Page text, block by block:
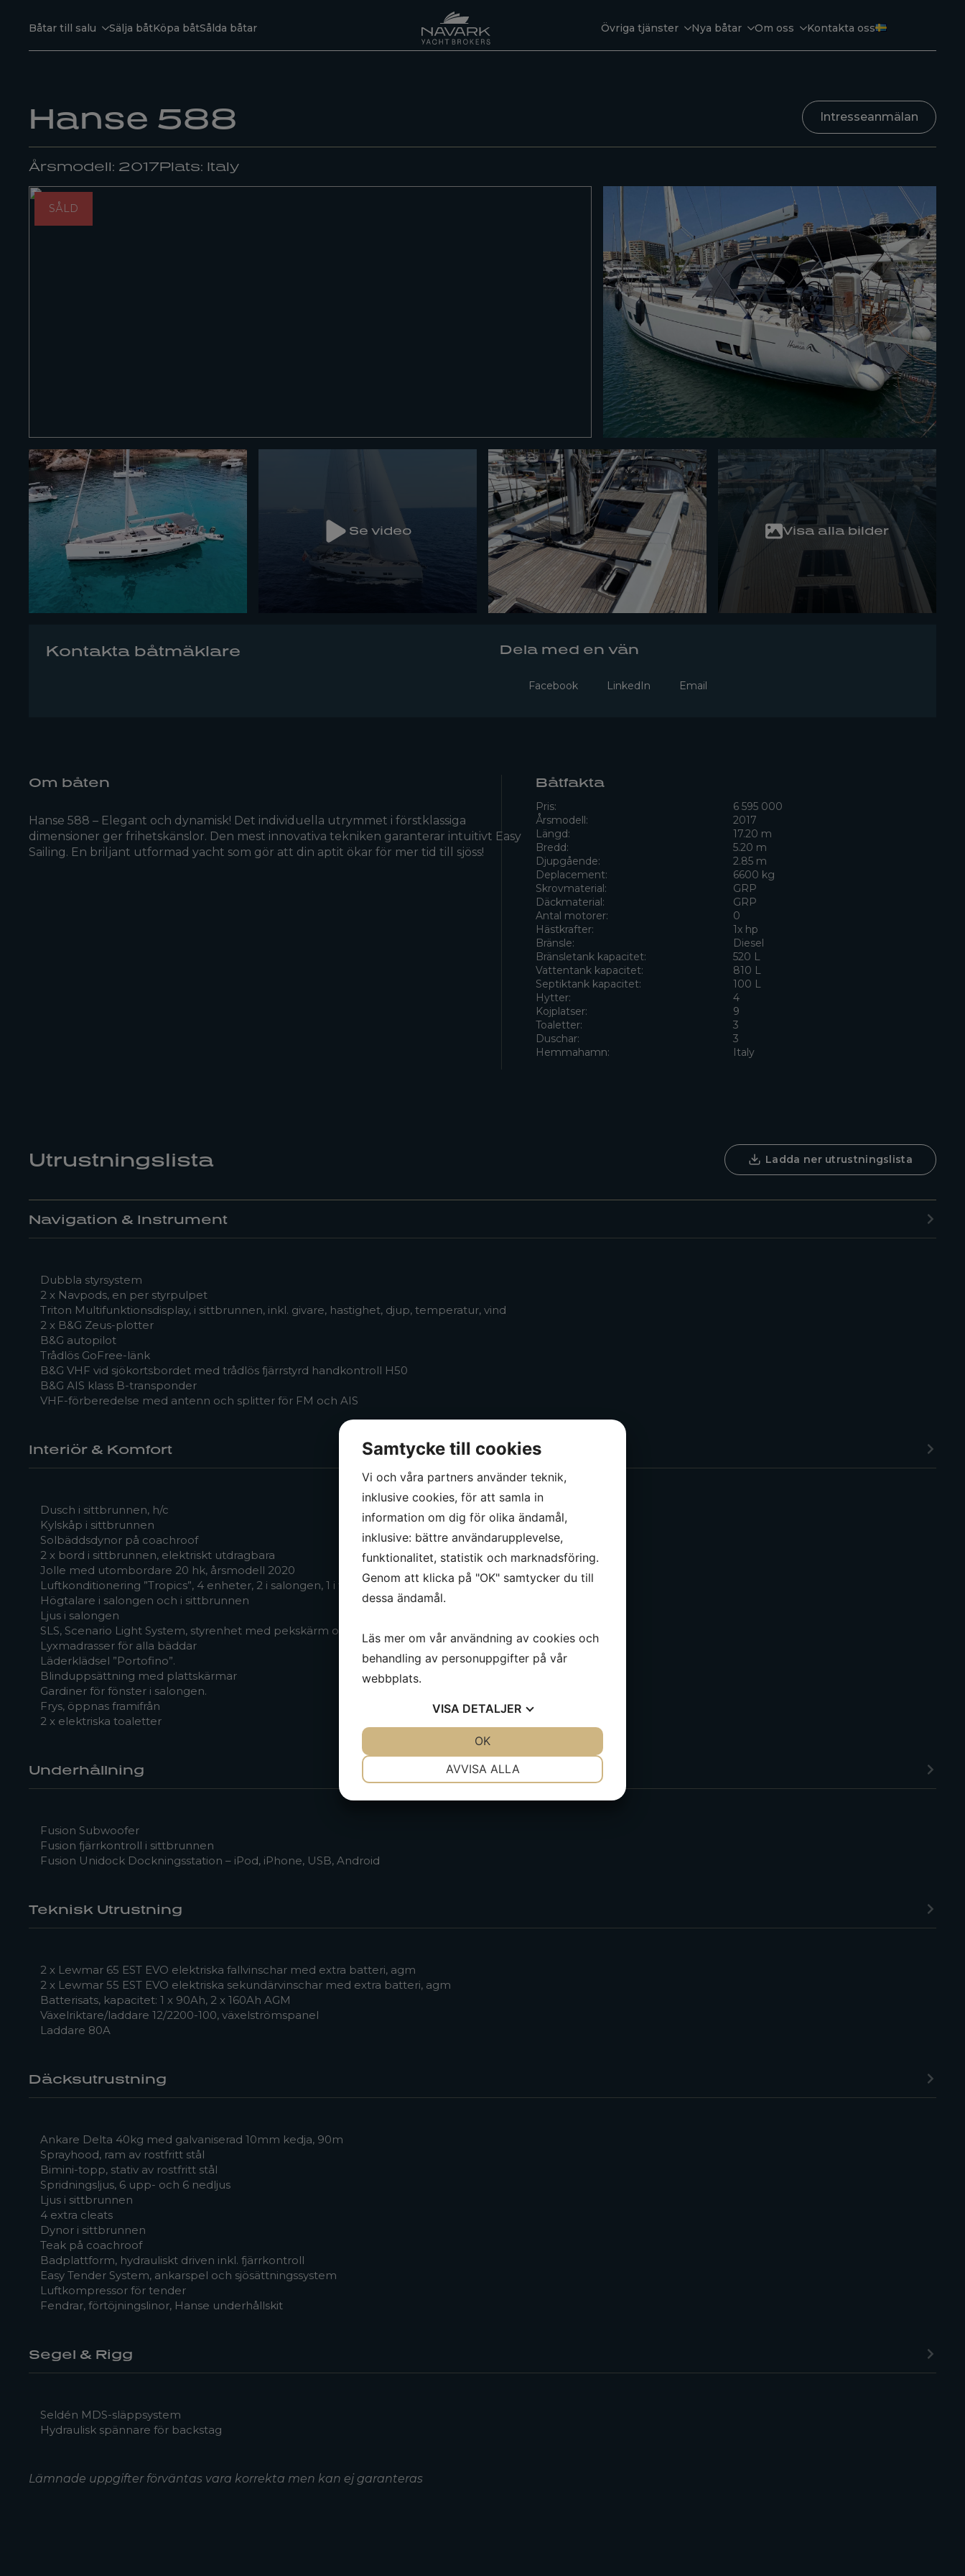
Båtar till salu Sälja båtKöpa båtSålda båtar Övriga tjänster Nya båtar Om oss Kontakta oss
Hanse 588 Intresseanmälan
Årsmodell: 2017Plats: Italy
SÅLD
Se video Visa alla bilder
Kontakta båtmäklare Dela med en vän
Facebook LinkedIn Email
Om båten
Hanse 588 – Elegant och dynamisk! Det individuella utrymmet i förstklassiga
dimensioner ger frihetskänslor. Den mest innovativa tekniken garanterar intuitivt Easy
Sailing. En briljant utformad yacht som gör att din aptit ökar för mer tid till sjöss!
Båtfakta
Pris:
6 595 000
Årsmodell:
2017
Längd:
17.20 m
Bredd:
5.20 m
Djupgående:
2.85 m
Deplacement:
6600 kg
Skrovmaterial:
GRP
Däckmaterial:
GRP
Antal motorer:
0
Hästkrafter:
1x hp
Bränsle:
Diesel
Bränsletank kapacitet:
520 L
Vattentank kapacitet:
810 L
Septiktank kapacitet:
100 L
Hytter:
4
Kojplatser:
9
Toaletter:
3
Duschar:
3
Hemmahamn:
Italy
Utrustningslista Ladda ner utrustningslista
Navigation & Instrument
Dubbla styrsystem
2 x Navpods, en per styrpulpet
Triton Multifunktionsdisplay, i sittbrunnen, inkl. givare, hastighet, djup, temperatur, vind
2 x B&G Zeus-plotter
B&G autopilot
Trådlös GoFree-länk
B&G VHF vid sjökortsbordet med trådlös fjärrstyrd handkontroll H50
B&G AIS klass B-transponder
VHF-förberedelse med antenn och splitter för FM och AIS
Interiör & Komfort
Dusch i sittbrunnen, h/c
Kylskåp i sittbrunnen
Solbäddsdynor på coachroof
2 x bord i sittbrunnen, elektriskt utdragbara
Jolle med utombordare 20 hk, årsmodell 2020
Luftkonditionering ”Tropics”, 4 enheter, 2 i salongen, 1 i förarhytten, 1 i akterhytten.
Högtalare i salongen och i sittbrunnen
Ljus i salongen
SLS, Scenario Light System, styrenhet med pekskärm och dimmer.
Lyxmadrasser för alla bäddar
Läderklädsel ”Portofino”.
Blinduppsättning med plattskärmar
Gardiner för fönster i salongen.
Frys, öppnas framifrån
2 x elektriska toaletter
Underhållning
Fusion Subwoofer
Fusion fjärrkontroll i sittbrunnen
Fusion Unidock Dockningsstation – iPod, iPhone, USB, Android
Teknisk Utrustning
2 x Lewmar 65 EST EVO elektriska fallvinschar med extra batteri, agm
2 x Lewmar 55 EST EVO elektriska sekundärvinschar med extra batteri, agm
Batterisats, kapacitet: 1 x 90Ah, 2 x 160Ah AGM
Växelriktare/laddare 12/2200-100, växelströmspanel
Laddare 80A
Däcksutrustning
Ankare Delta 40kg med galvaniserad 10mm kedja, 90m
Sprayhood, ram av rostfritt stål
Bimini-topp, stativ av rostfritt stål
Spridningsljus, 6 upp- och 6 nedljus
Ljus i sittbrunnen
4 extra cleats
Dynor i sittbrunnen
Teak på coachroof
Badplattform, hydrauliskt driven inkl. fjärrkontroll
Easy Tender System, ankarspel och sjösättningssystem
Luftkompressor för tender
Fendrar, förtöjningslinor, Hanse underhållskit
Segel & Rigg
Seldén MDS-släppsystem
Hydraulisk spännare för backstag
Lämnade uppgifter förväntas vara korrekta men kan ej garanteras
Samtycke till cookies
Vi och våra partners använder teknik,
inklusive cookies, för att samla in
information om dig för olika ändamål,
inklusive: bättre användarupplevelse,
funktionalitet, statistik och marknadsföring.
Genom att klicka på "OK" samtycker du till
dessa ändamål.
Läs mer om vår användning av cookies och
behandling av personuppgifter på vår
webbplats.
VISA DETALJER
AVVISA ALLA
OK